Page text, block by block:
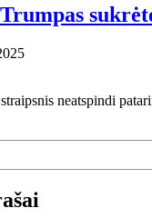
neatspindi